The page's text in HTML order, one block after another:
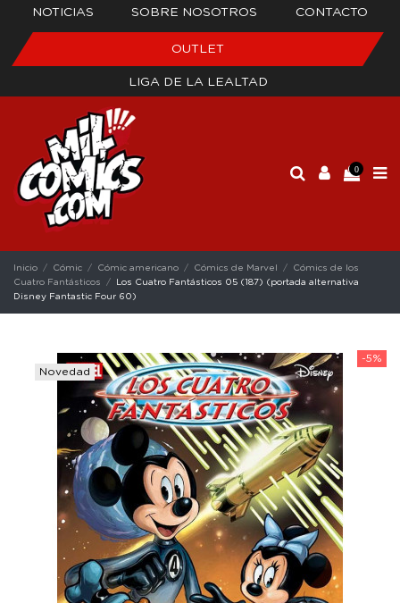
NOTICIAS SOBRE NOSOTROS CONTACTO
OUTLET
LIGA DE LA LEALTAD
0
Inicio Cómic Cómic americano Cómics de Marvel
Cómics de los
Cuatro Fantásticos
Los Cuatro Fantásticos 05 (187) (portada alternativa
Disney Fantastic Four 60)
-5%
Novedad